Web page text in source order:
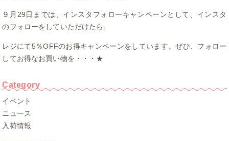
９月29日までは、インスタフォローキャンペーンとして、インスタ
のフォローをしていただけたら、
レジにて5％OFFのお得キャンペーンをしています。ぜひ、フォロー
してお得なお買い物を・・・★
Category
イベント
ニュース
入荷情報